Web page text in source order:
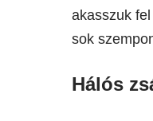
akasszuk
sok
Hálós